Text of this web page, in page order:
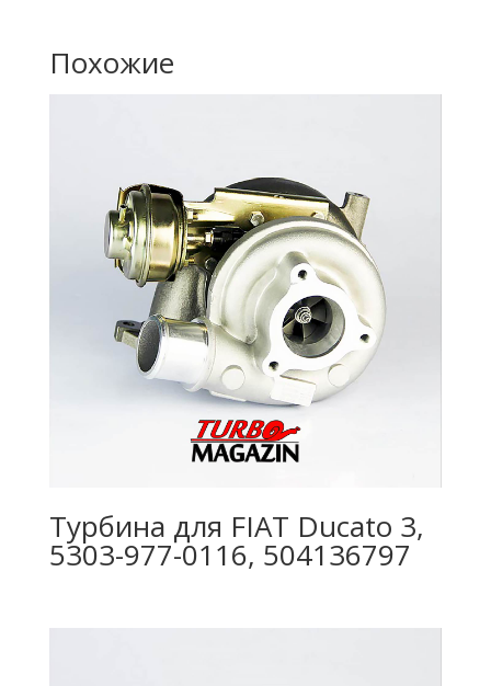
Похожие
Турбина для FIAT Ducato 3,
5303-977-0116, 504136797